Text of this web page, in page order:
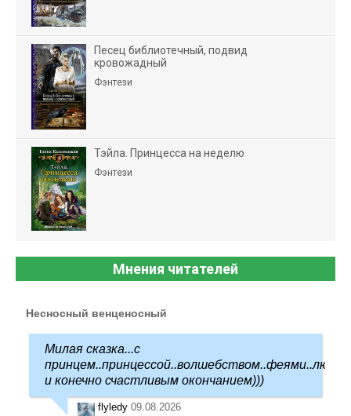
Песец библиотечный, подвид
кровожадный
Фэнтези
Тэйла. Принцесса на неделю
Фэнтези
Мнения читателей
Несносный венценосный
Милая сказка...с
и конечно счастливым окончанием)))
flyledy 09.08.2026